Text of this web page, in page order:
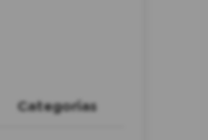
Categorías